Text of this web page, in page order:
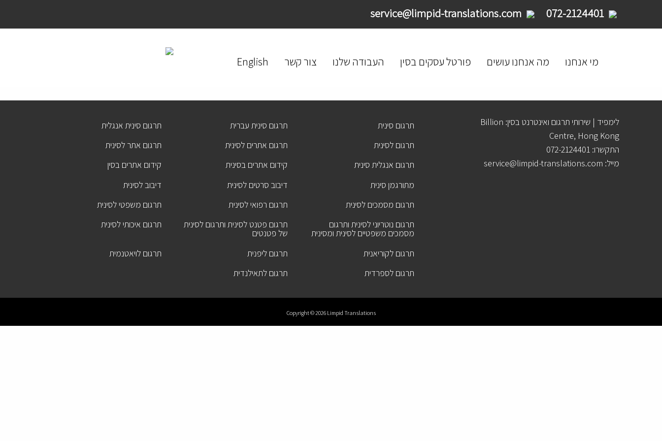
מי אנחנו מה אנחנו עושים פורטל עסקים בסין העבודה שלנו צור קשר English
לימפיד | שירותי תרגום ואינטרנט בסין: Billion
Centre, Hong Kong
התקשרו: 072-2124401
מייל: service@limpid-translations.com
תרגום סינית תרגום סינית עברית
תרגום סינית אנגלית
תרגום לסינית
תרגום אתרים לסינית
תרגום אתר לסינית
תרגום אנגלית סינית
קידום אתרים בסינית
קידום אתרים בסין
מתורגמן סינית
דיבוב סרטים לסינית
דיבוב לסינית
תרגום מסמכים לסינית
תרגום רפואי לסינית
תרגום משפטי לסינית
תרגום נוטריוני לסינית ותרגום
מסמכים משפטיים לסינית ומסינית
תרגום פטנט לסינית ותרגום לסינית
של פטנטים
תרגום איכותי לסינית
תרגום לקוריאנית תרגום ליפנית
תרגום לויאטנמית
תרגום לספרדית
תרגום לתאילנדית
Copyright © 2026 Limpid Translations